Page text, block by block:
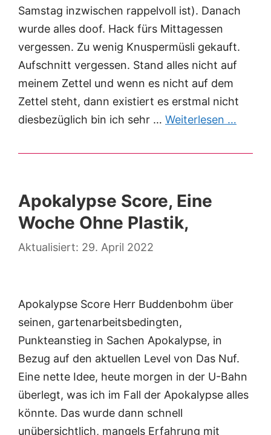
Samstag inzwischen rappelvoll ist). Danach
wurde alles doof. Hack fürs Mittagessen
vergessen. Zu wenig Knuspermüsli gekauft.
Aufschnitt vergessen. Stand alles nicht auf
meinem Zettel und wenn es nicht auf dem
Zettel steht, dann existiert es erstmal nicht
diesbezüglich bin ich sehr … Weiterlesen …
Apokalypse Score, Eine
Woche Ohne Plastik,
29. April 2022
Apokalypse Score Herr Buddenbohm über
seinen, gartenarbeitsbedingten,
Punkteanstieg in Sachen Apokalypse, in
Bezug auf den aktuellen Level von Das Nuf.
Eine nette Idee, heute morgen in der U-Bahn
überlegt, was ich im Fall der Apokalypse alles
könnte. Das wurde dann schnell
unübersichtlich, mangels Erfahrung mit